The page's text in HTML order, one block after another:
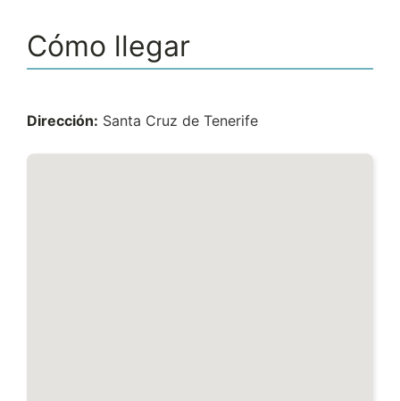
Cómo llegar
Dirección: Santa Cruz de Tenerife